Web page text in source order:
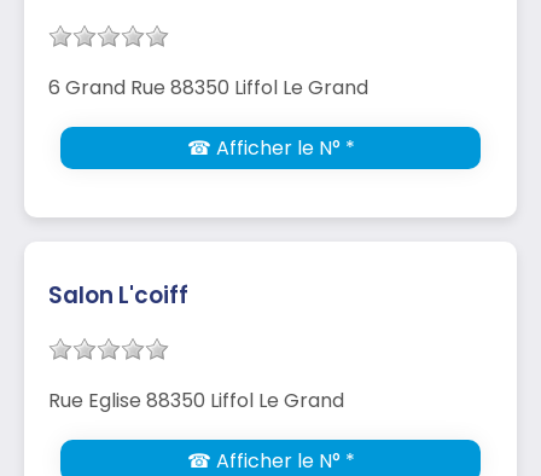
6 Grand Rue 88350 Liffol Le Grand
☎ Afficher le N° *
Salon L'coiff
Rue Eglise 88350 Liffol Le Grand
☎ Afficher le N° *